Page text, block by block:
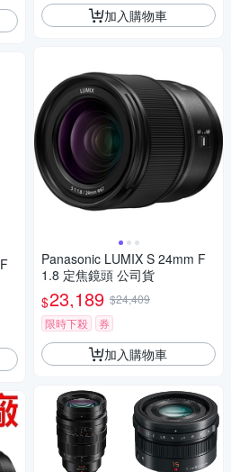
加入購物車
Panasonic LUMIX S 24mm F
1.8 定焦鏡頭 公司貨
$23,189 $24,409
限時下殺
券
加入購物車